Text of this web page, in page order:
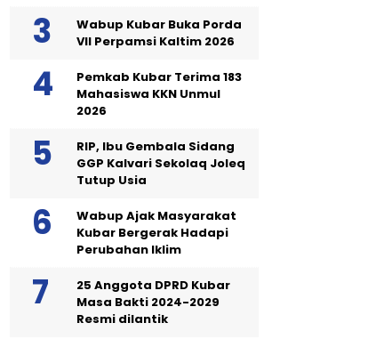
Wabup Kubar Buka Porda
VII Perpamsi Kaltim 2026
Pemkab Kubar Terima 183
Mahasiswa KKN Unmul
2026
RIP, Ibu Gembala Sidang
GGP Kalvari Sekolaq Joleq
Tutup Usia
Wabup Ajak Masyarakat
Kubar Bergerak Hadapi
Perubahan Iklim
25 Anggota DPRD Kubar
Masa Bakti 2024-2029
Resmi dilantik